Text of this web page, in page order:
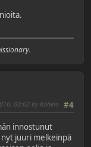
#4
00:02 by Kohelo
innostunut
nyt juuri melkeinpä